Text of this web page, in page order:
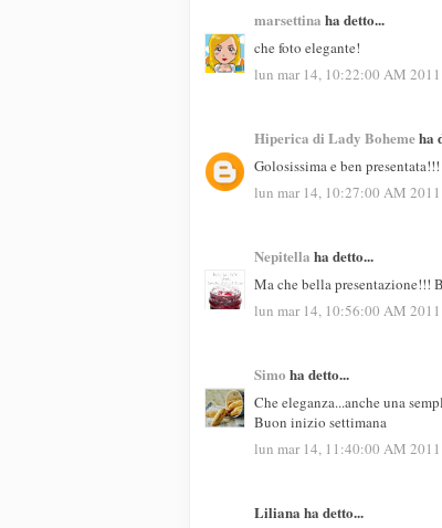
marsettina ha detto...
che foto elegante!
lun mar 14, 10:22:00 AM 2011
Hiperica di Lady Bohemeha
Golosissima e ben
lun mar 14, 10:27:00 AM 2011
Nepitella ha detto...
Ma che bella presentazione!!!
lun mar 14, 10:56:00 AM 2011
Simo ha detto...
Che eleganza...anche una
Buon inizio settimana
lun mar 14, 11:40:00 AM 2011
Liliana ha detto...